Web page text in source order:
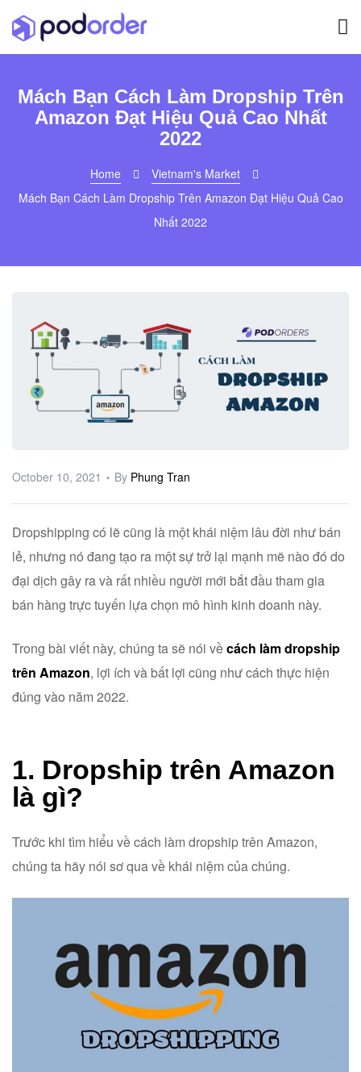
Mách Bạn Cách Làm Dropship Trên
Amazon Đạt Hiệu Quả Cao Nhất
2022
Home
Vietnam's Market
Mách Bạn Cách Làm Dropship Trên Amazon Đạt Hiệu Quả Cao
Nhất 2022
October 10, 2021 By Phung Tran
Dropshipping có lẽ cũng là một khái niệm lâu đời như bán
lẻ, nhưng nó đang tạo ra một sự trở lại mạnh mẽ nào đó do
đại dịch gây ra và rất nhiều người mới bắt đầu tham gia
bán hàng trực tuyến lựa chọn mô hình kinh doanh này.
Trong bài viết này, chúng ta sẽ nói vềcách làm dropship
trên Amazon, lợi ích và bất lợi cũng như cách thực hiện
đúng vào năm 2022.
1. Dropship trên Amazon
là gì?
Trước khi tìm hiểu về cách làm dropship trên Amazon,
chúng ta hãy nói sơ qua về khái niệm của chúng.